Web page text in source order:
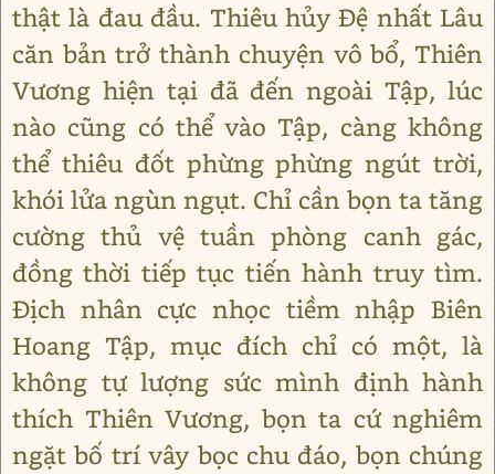
thật là đau đầu. Thiêu hủy Đệ nhất Lâu
căn bản trở thành chuyện vô bổ, Thiên
Vương hiện tại đã đến ngoài Tập, lúc
nào cũng có thể vào Tập, càng không
thể thiêu đốt phừng phừng ngút trời,
khói lửa ngùn ngụt. Chỉ cần bọn ta tăng
cường thủ vệ tuần phòng canh gác,
đồng thời tiếp tục tiến hành truy tìm.
Địch nhân cực nhọc tiềm nhập Biên
Hoang Tập, mục đích chỉ có một, là
không tự lượng sức mình định hành
thích Thiên Vương, bọn ta cứ nghiêm
ngặt bố trí vây bọc chu đáo, bọn chúng